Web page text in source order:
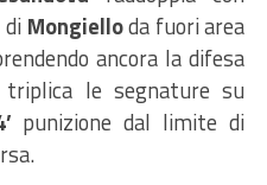
Mongielloda fuori area
ancora la difesa
triplica le segnature su
punizione dal limite di